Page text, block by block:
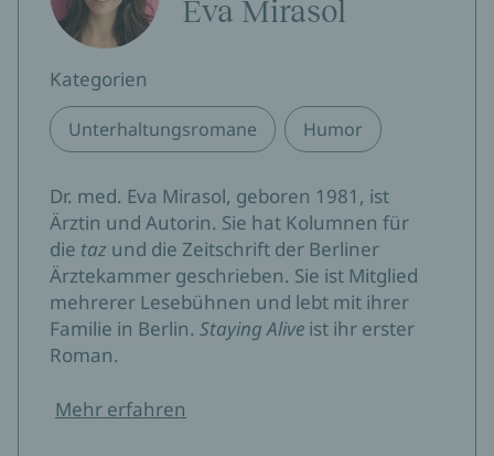
Eva Mirasol
Kategorien
Unterhaltungsromane Humor
Dr. med. Eva Mirasol, geboren 1981, ist
Ärztin und Autorin. Sie hat Kolumnen für
die taz und die Zeitschrift der Berliner
Ärztekammer geschrieben. Sie ist Mitglied
mehrerer Lesebühnen und lebt mit ihrer
Familie in Berlin. Staying Alive ist ihr erster
Roman.
Mehr erfahren